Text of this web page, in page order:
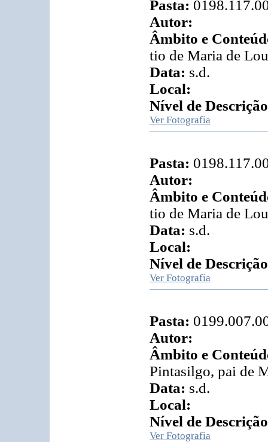
Pasta:
Autor:
Âmbito e
tio de Maria de
Data: s.d.
Local:
Nível de
Ver Fotografia
Pasta:
Autor:
Âmbito e
tio de Maria de
Data: s.d.
Local:
Nível de
Ver Fotografia
Pasta:
Autor:
Âmbito e
Pintasilgo, pai de
Data: s.d.
Local:
Nível de
Ver Fotografia